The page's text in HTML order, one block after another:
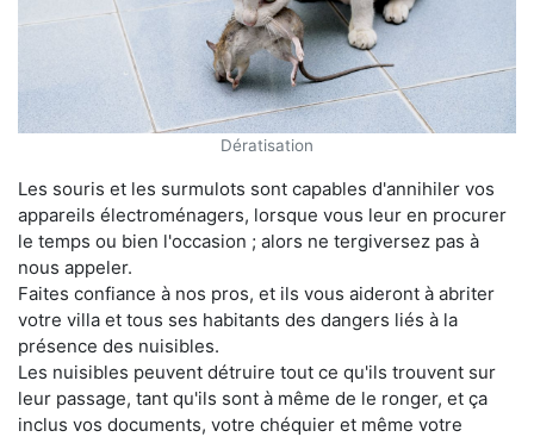
Dératisation
Les souris et les surmulots sont capables d'annihiler vos
appareils électroménagers, lorsque vous leur en procurer
le temps ou bien l'occasion ; alors ne tergiversez pas à
nous appeler.
Faites confiance à nos pros, et ils vous aideront à abriter
votre villa et tous ses habitants des dangers liés à la
présence des nuisibles.
Les nuisibles peuvent détruire tout ce qu'ils trouvent sur
leur passage, tant qu'ils sont à même de le ronger, et ça
inclus vos documents, votre chéquier et même votre